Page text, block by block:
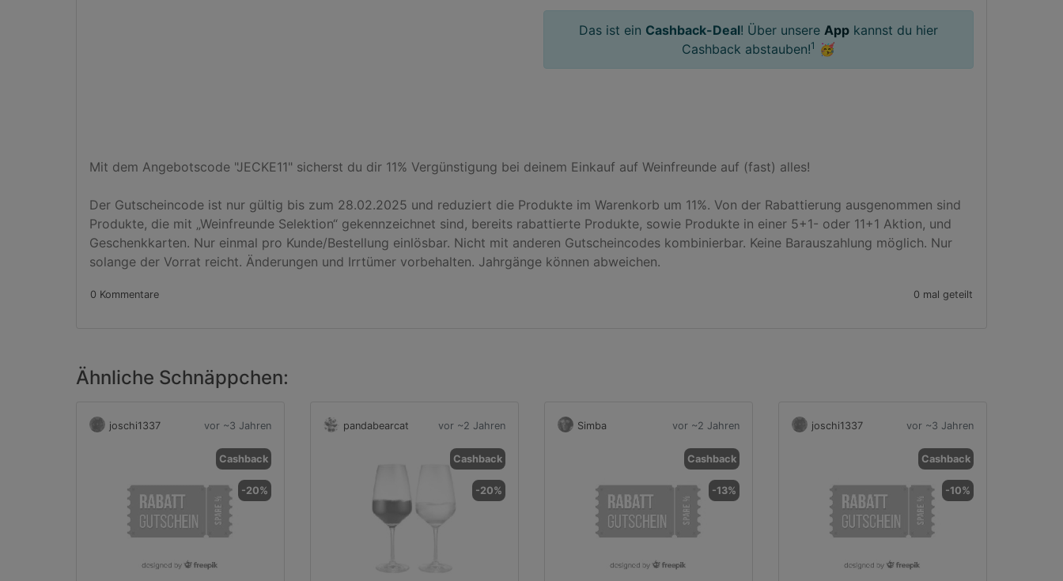
Das ist ein Cashback-Deal! Über unsere App kannst du hier
Cashback abstauben!1 🥳
Mit dem Angebotscode "JECKE11" sicherst du dir 11% Vergünstigung bei deinem Einkauf auf Weinfreunde auf (fast) alles!
Der Gutscheincode ist nur gültig bis zum 28.02.2025 und reduziert die Produkte im Warenkorb um 11%. Von der Rabattierung ausgenommen sind
Produkte, die mit „Weinfreunde Selektion“ gekennzeichnet sind, bereits rabattierte Produkte, sowie Produkte in einer 5+1- oder 11+1 Aktion, und
Geschenkkarten. Nur einmal pro Kunde/Bestellung einlösbar. Nicht mit anderen Gutscheincodes kombinierbar. Keine Barauszahlung möglich. Nur
solange der Vorrat reicht. Änderungen und Irrtümer vorbehalten. Jahrgänge können abweichen.
0 Kommentare 0 mal geteilt
Ähnliche Schnäppchen:
joschi1337 vor ~3 Jahren
Cashback
-20%
pandabearcat vor ~2 Jahren
Cashback
-20%
Simba vor ~2 Jahren
Cashback
-13%
joschi1337 vor ~3 Jahren
Cashback
-10%